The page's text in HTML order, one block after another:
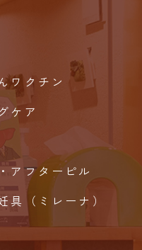
ワクチン
ケア
アフターピル
具（ミレーナ）